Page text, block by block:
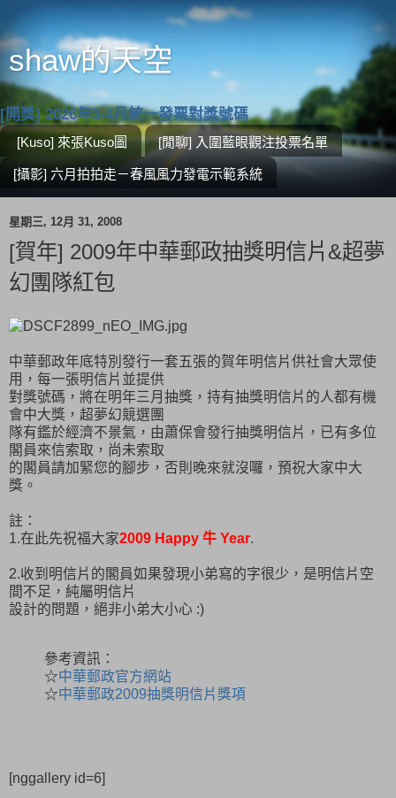
shaw的天空
[開獎] 2026年3-4月統一發票對獎號碼
[Kuso] 來張Kuso圖 [閒聊] 入圍藍眼觀注投票名單
[攝影] 六月拍拍走－春風風力發電示範系統
星期三, 12月 31, 2008
[賀年] 2009年中華郵政抽獎明信片&超夢
幻團隊紅包
中華郵政年底特別發行一套五張的賀年明信片供社會大眾使
用，每一張明信片並提供
對獎號碼，將在明年三月抽獎，持有抽獎明信片的人都有機
會中大獎，超夢幻競選團
隊有鑑於經濟不景氣，由蕭保會發行抽獎明信片，已有多位
閣員來信索取，尚未索取
的閣員請加緊您的腳步，否則晚來就沒囉，預祝大家中大
獎。
註：
1.在此先祝福大家2009 Happy 牛 Year.
2.收到明信片的閣員如果發現小弟寫的字很少，是明信片空
間不足，純屬明信片
設計的問題，絕非小弟大小心 :)
參考資訊：
☆中華郵政官方網站
☆中華郵政2009抽獎明信片獎項
[nggallery id=6]